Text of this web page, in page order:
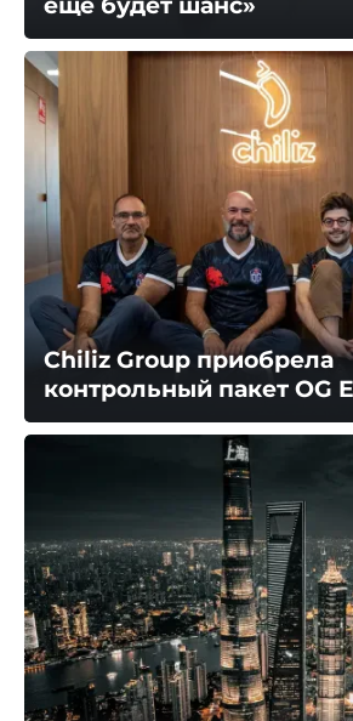
Chiliz Group приобрела
контрольный пакет OG